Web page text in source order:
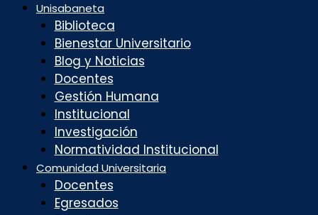
Unisabaneta
Biblioteca
Bienestar Universitario
Blog y Noticias
Docentes
Gestión Humana
Institucional
Investigación
Normatividad Institucional
Comunidad Universitaria
Docentes
Egresados